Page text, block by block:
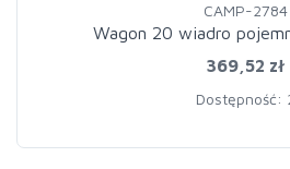
CAMP-2784
Wagon 20 wiadro
369,52 zł
Dostępność: